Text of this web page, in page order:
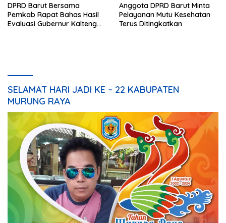
DPRD Barut Bersama
Pemkab Rapat Bahas Hasil
Evaluasi Gubernur Kalteng
Anggota DPRD Barut Minta
Pelayanan Mutu Kesehatan
Terus Ditingkatkan
SELAMAT HARI JADI KE – 22 KABUPATEN
MURUNG RAYA